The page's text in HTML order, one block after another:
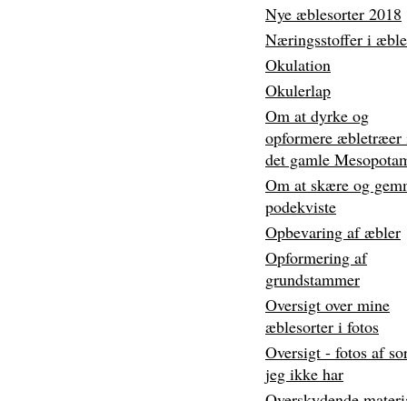
Nye æblesorter 2018
Næringsstoffer i
Okulation
Okulerlap
Om at dyrke og
opformere æbletræer
det gamle
Om at skære og
podekviste
Opbevaring af æbler
Opformering af
grundstammer
Oversigt over mine
æblesorter i fotos
Oversigt - fotos af
jeg ikke har